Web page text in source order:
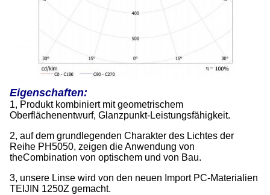
Eigenschaften:
1, Produkt kombiniert mit geometrischem
Oberflächenentwurf, Glanzpunkt-Leistungsfähigkeit.
2, auf dem grundlegenden Charakter des Lichtes der
Reihe PH5050, zeigen die Anwendung von
theCombination von optischem und von Bau.
3, unsere Linse wird von den neuen Import PC-Materialien
TEIJIN 1250Z gemacht.